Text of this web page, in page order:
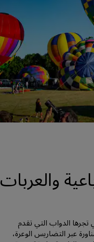
والعربات
تجرها الدواب التي تقدم
عبر التضاريس الوعرة،